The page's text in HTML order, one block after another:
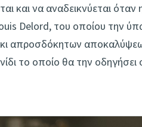
και να αναδεικνύεται όταν
Delord, του οποίου την
απροσδόκητων
το οποίο θα την οδηγήσει